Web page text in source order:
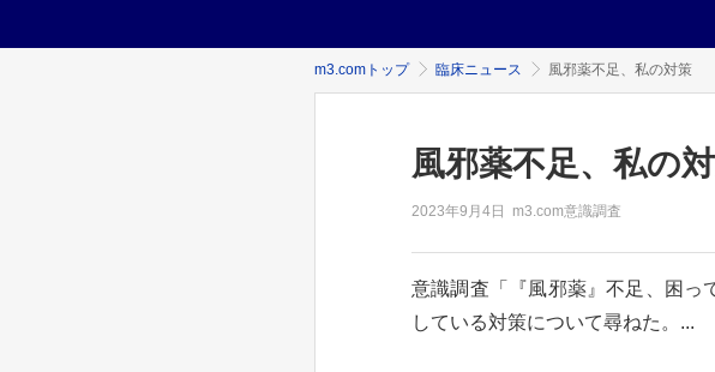
m3.comトップ 臨床ニュース 風邪薬不足、私の対策
風邪薬不足、私の
2023年9月4日 m3.com意識調査
意識調査「『風邪薬』不足、困っ
している対策について尋ねた。...